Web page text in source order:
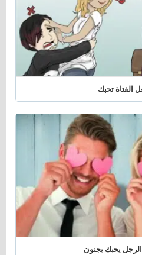
الفتاة تحبك
يحبك بجنون